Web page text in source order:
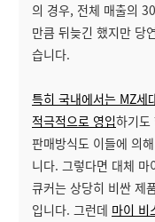
의 경우, 전체 매출의
만큼 뒤늦긴 했지만 당
습니다.
특히 국내에서는 MZ세
적극적으로 영입하기도
판매방식도 이들에 의
니다. 그렇다면 대체
큐커는 상당히 비싼 제
입니다. 그런데 마이 비